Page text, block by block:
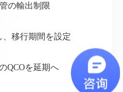
の輸出制限
、移行期間を設定
QCOを延期へ